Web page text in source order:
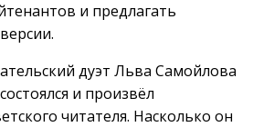
и предлагать
дуэт Льва Самойлова
и произвёл
читателя. Насколько он